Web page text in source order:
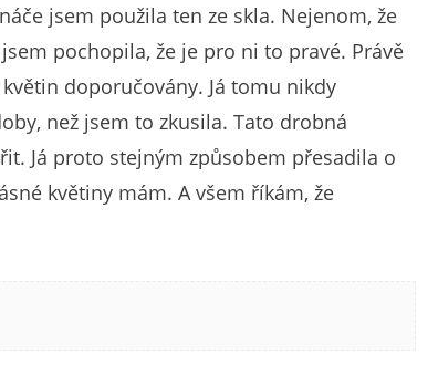
jsem použila ten ze skla. Nejenom, že
pochopila, že je pro ni to pravé. Právě
doporučovány. Já tomu nikdy
než jsem to zkusila. Tato drobná
Já proto stejným způsobem přesadila o
květiny mám. A všem říkám, že